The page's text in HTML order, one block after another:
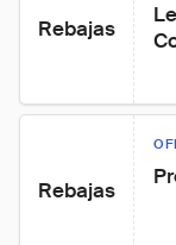
Rebajas
Rebajas